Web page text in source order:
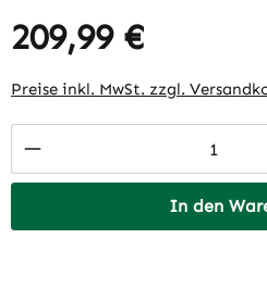
Regulärer Preis:
209,99 €
Preise inkl. MwSt. zzgl.
Produkt Anzahl: Gib
In den